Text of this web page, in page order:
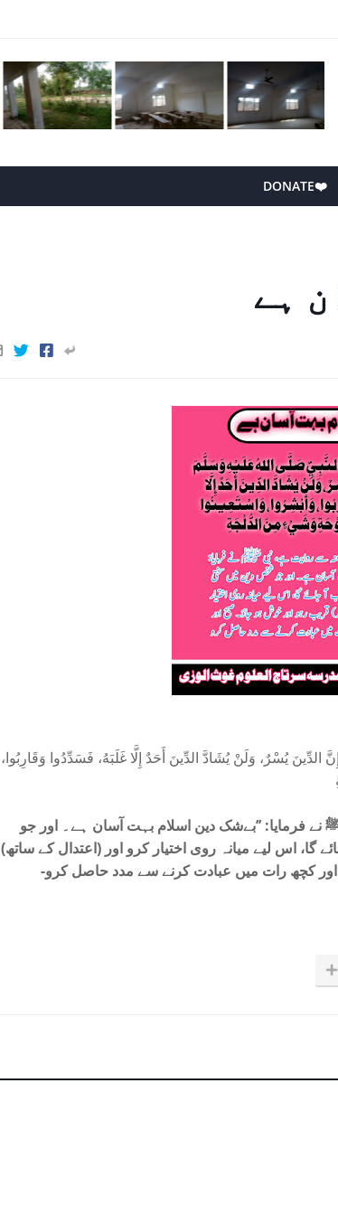
❤️DONATE
ہے
يُسْرٌ، وَلَنْ يُشَادَّ الدِّينَ أَحَدٌ إِلَّا غَلَبَهُ، فَسَدِّدُوا وَقَارِبُوا،
فرمایا: ’’بےشک دین اسلام بہت آسان ہے۔ اور جو
اس لیے میانہ روی اختیار کرو اور (اعتدال کے ساتھ)
کچھ رات میں عبادت کرنے سے مدد حاصل کرو-